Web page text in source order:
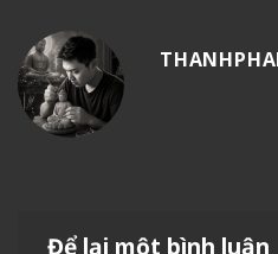
Để lại một bình luận